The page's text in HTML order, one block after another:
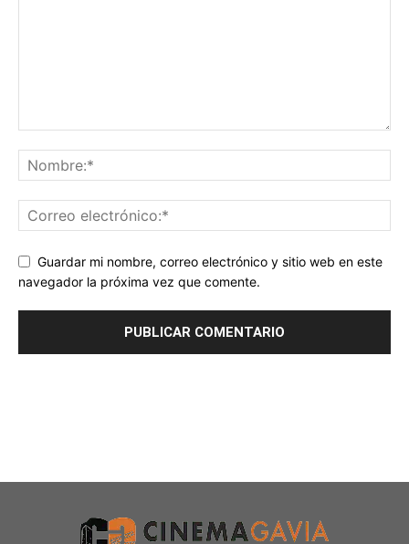
Guardar mi nombre, correo electrónico y sitio web en este
navegador la próxima vez que comente.